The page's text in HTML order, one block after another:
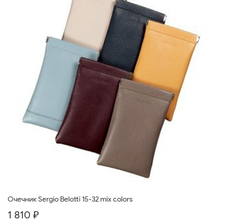
Очечник Sergio Belotti 15-32 mix colors
1 810 ₽